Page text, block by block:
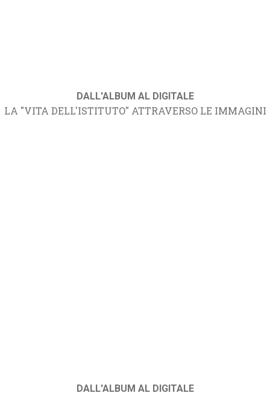
DALL'ALBUM AL DIGITALE
LA "VITA DELL'ISTITUTO" ATTRAVERSO LE IMMAGINI
DALL'ALBUM AL DIGITALE